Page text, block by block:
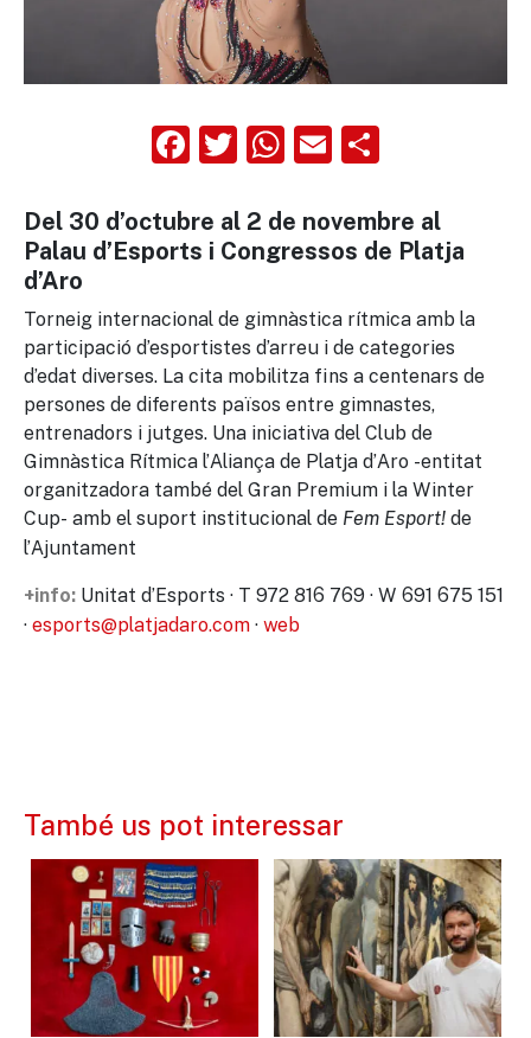
Facebook
Twitter
WhatsApp
Email
Del 30 d’octubre al 2 de novembre al
Palau d’Esports i Congressos de Platja
d’Aro
Torneig internacional de gimnàstica rítmica amb la
participació d’esportistes d’arreu i de categories
d’edat diverses. La cita mobilitza fins a centenars de
persones de diferents països entre gimnastes,
entrenadors i jutges. Una iniciativa del Club de
Gimnàstica Rítmica l’Aliança de Platja d’Aro -entitat
organitzadora també del Gran Premium i la Winter
Cup- amb el suport institucional de Fem Esport! de
l’Ajuntament
+info: Unitat d’Esports · T 972 816 769 · W 691 675 151
· esports@platjadaro.com · web
També us pot interessar